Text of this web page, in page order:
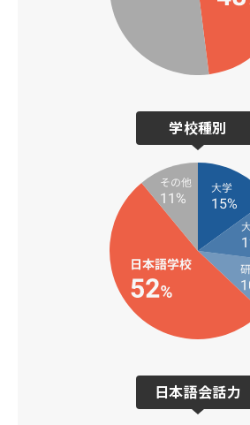
学校種別
日本語会話力